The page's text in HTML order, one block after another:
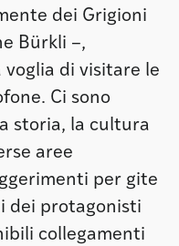
dei Grigioni
Bürkli –,
di visitare le
Ci sono
storia, la cultura
aree
per gite
dei protagonisti
collegamenti